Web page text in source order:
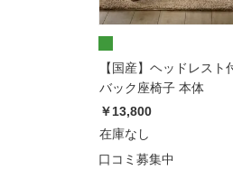
【国産】ヘッドレスト
バック座椅子 本体
￥13,800
在庫なし
口コミ募集中